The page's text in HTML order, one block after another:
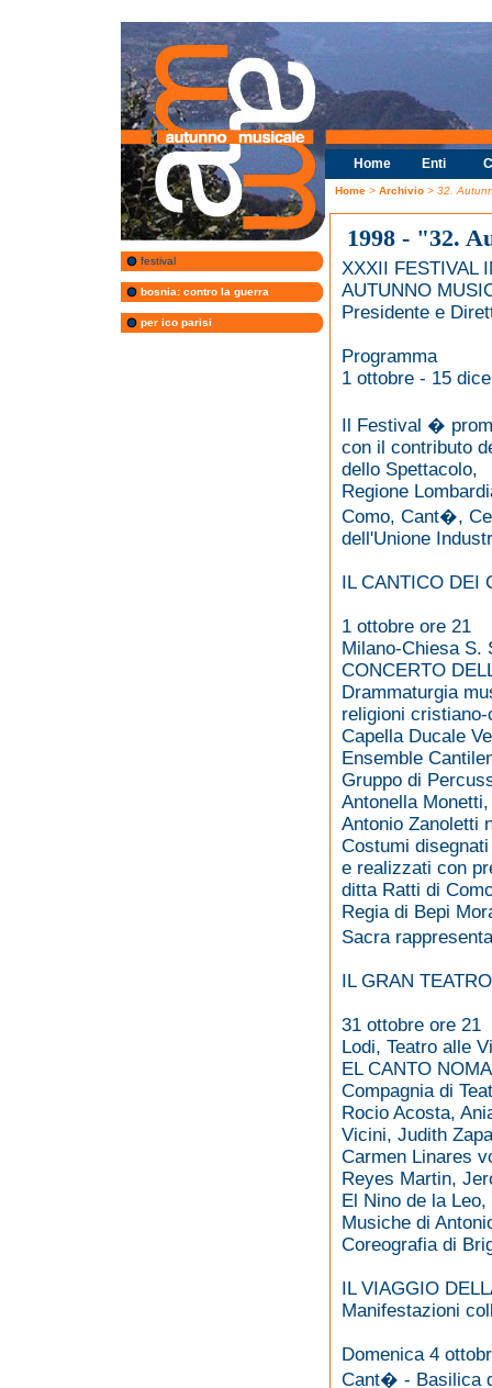
festival
bosnia: contro la guerra
per ico parisi
Home Enti
Home > Archivio > 32.
1998 - "32.
XXXII FESTIVAL
AUTUNNO
Presidente e
Programma
1 ottobre - 15
Il Festival �
con il contributo
dello Spettacolo,
Regione
Como, Cant�,
dell'Unione
IL CANTICO DEI
1 ottobre ore 21
Milano-Chiesa S.
CONCERTO
Drammaturgia
religioni
Capella Ducale
Ensemble
Gruppo di
Antonella
Antonio Zanoletti
Costumi
e realizzati con
ditta Ratti di
Regia di Bepi
Sacra
IL GRAN
31 ottobre ore 21
Lodi, Teatro alle
EL CANTO
Compagnia di
Rocio Acosta,
Vicini, Judith
Carmen Linares
Reyes Martin,
El Nino de la
Musiche di
Coreografia di
IL VIAGGIO
Manifestazioni
Domenica 4
Cant� - Basilica